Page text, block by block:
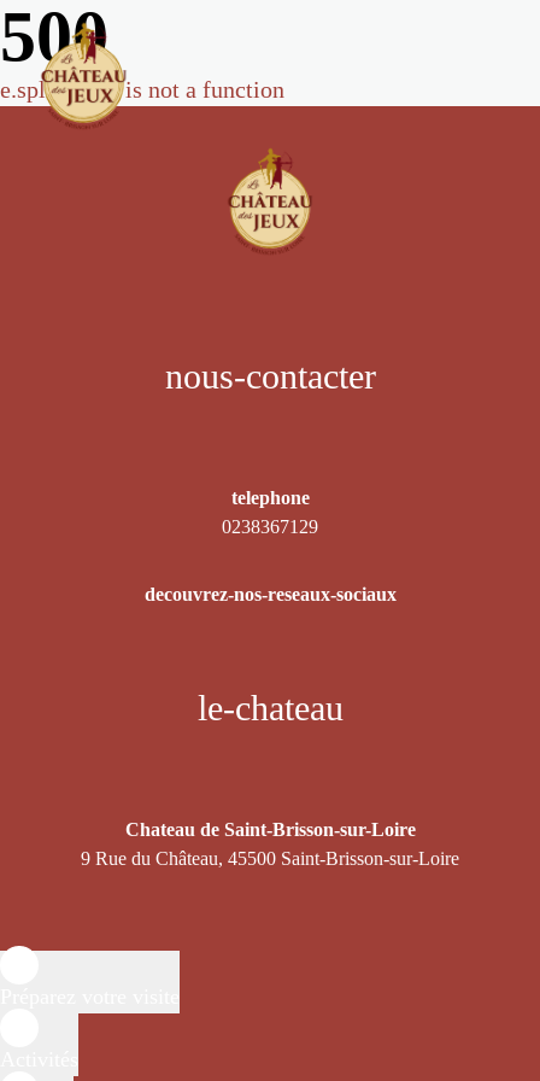
500
e.split(...).at is not a function
nous-contacter
telephone
0238367129
decouvrez-nos-reseaux-sociaux
le-chateau
Chateau de Saint-Brisson-sur-Loire
9 Rue du Château, 45500 Saint-Brisson-sur-Loire